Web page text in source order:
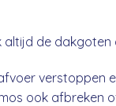
altijd de dakgoten
verstoppen
ook afbreken